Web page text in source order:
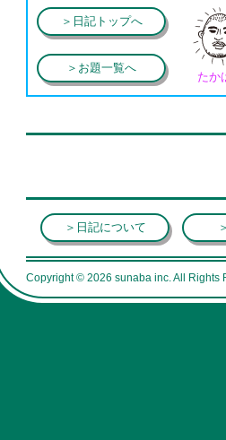
＞日記トップへ
＞お題一覧へ
たか
＞日記について
Copyright © 2026 sunaba inc. All Rights